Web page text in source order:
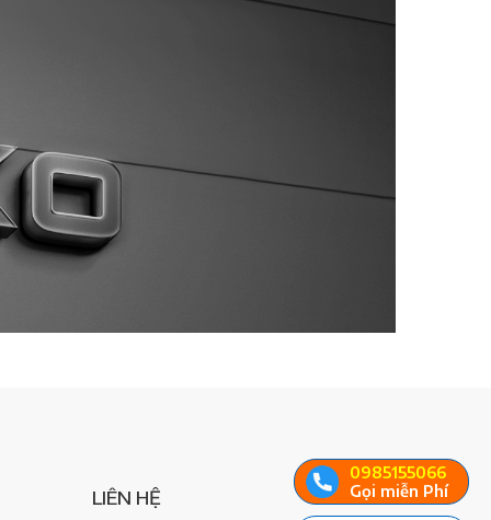
0985155066
Gọi miễn Phí
LIÊN HỆ